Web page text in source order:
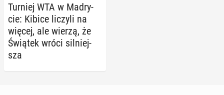
Turniej WTA w Ma­dry­
cie: Kibice liczyli na
więcej, ale wierzą, że
Świątek wróci sil­niej­
sza